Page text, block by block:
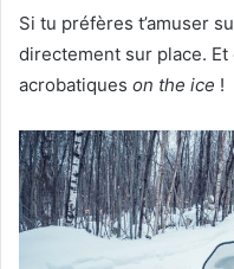
Si tu préfères t’amuser
directement sur place.
acrobatiques on the ice !